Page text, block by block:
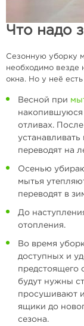
Что надо
Сезонную уборку
необходимо везде
окна. Но у неё
Весной при
накопившуюся
отливах.
переводят на
Осенью
мытья
переводят в
До
отопления.
Во время
доступных и
предстоящего
будут нужны
просушивают
ящики до
сезона.